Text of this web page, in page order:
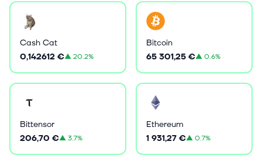
Cash Cat
0,142612 €▲20.2%
Bitcoin
65 301,25 €▲0.6%
Bittensor
206,70 €▲3.7%
Ethereum
1 931,27 €▲0.7%